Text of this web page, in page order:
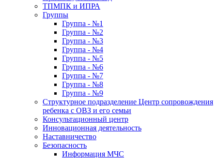
ТПМПК и ИПРА
Группы
Группа - №1
Группа - №2
Группа - №3
Группа - №4
Группа - №5
Группа - №6
Группа - №7
Группа - №8
Группа - №9
Структурное подразделение Центр сопровождения
ребенка с ОВЗ и его семьи
Консультационный центр
Инновационная деятельность
Наставничество
Безопасность
Информация МЧС